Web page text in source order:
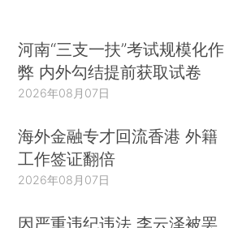
河南“三支一扶”考试规模化作
弊 内外勾结提前获取试卷
2026年08月07日
海外金融专才回流香港 外籍
工作签证翻倍
2026年08月07日
因严重违纪违法 李云泽被罢